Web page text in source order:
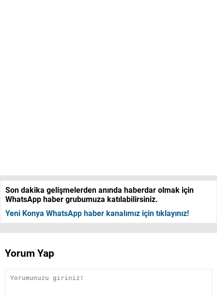
Son dakika gelişmelerden anında haberdar olmak için
WhatsApp haber grubumuza katılabilirsiniz.
Yeni Konya WhatsApp haber kanalımız için tıklayınız!
Yorum Yap